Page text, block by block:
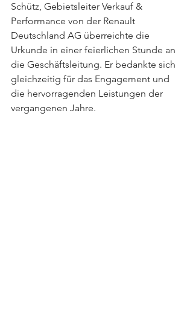
Schütz, Gebietsleiter Verkauf &
Performance von der Renault
Deutschland AG überreichte die
Urkunde in einer feierlichen Stunde an
die Geschäftsleitung. Er bedankte sich
gleichzeitig für das Engagement und
die hervorragenden Leistungen der
vergangenen Jahre.